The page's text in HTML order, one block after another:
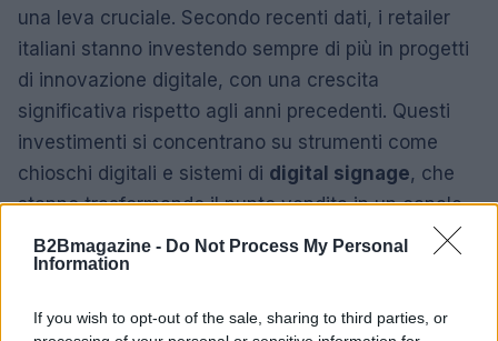
B2Bmagazine - Do Not Process My Personal
Information
If you wish to opt-out of the sale, sharing to third parties, or
una leva cruciale. Secondo recenti dati, i retailer
italiani stanno investendo sempre di più in progetti
di innovazione digitale, con una crescita
significativa rispetto agli anni precedenti. Questi
investimenti si concentrano su strumenti come
chioschi digitali e sistemi di digital signage, che
stanno trasformando il punto vendita in un canale
di comunicazione e raccolta dati.
Tuttavia, le sfide restano. Molti retailer italiani